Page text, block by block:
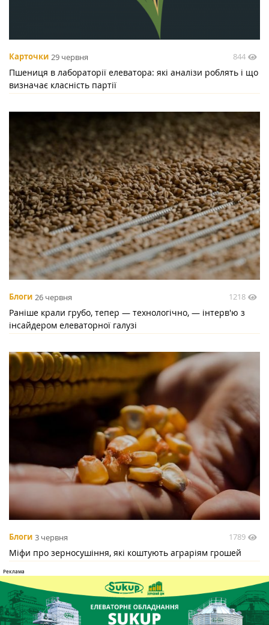
Карточки 29 червня 844
Пшениця в лабораторії елеватора: які аналізи роблять і що
визначає класність партії
Блоги 26 червня 1218
Раніше крали грубо, тепер — технологічно, — інтерв'ю з
інсайдером елеваторної галузі
Блоги 3 червня 1789
Міфи про зерносушіння, які коштують аграріям грошей